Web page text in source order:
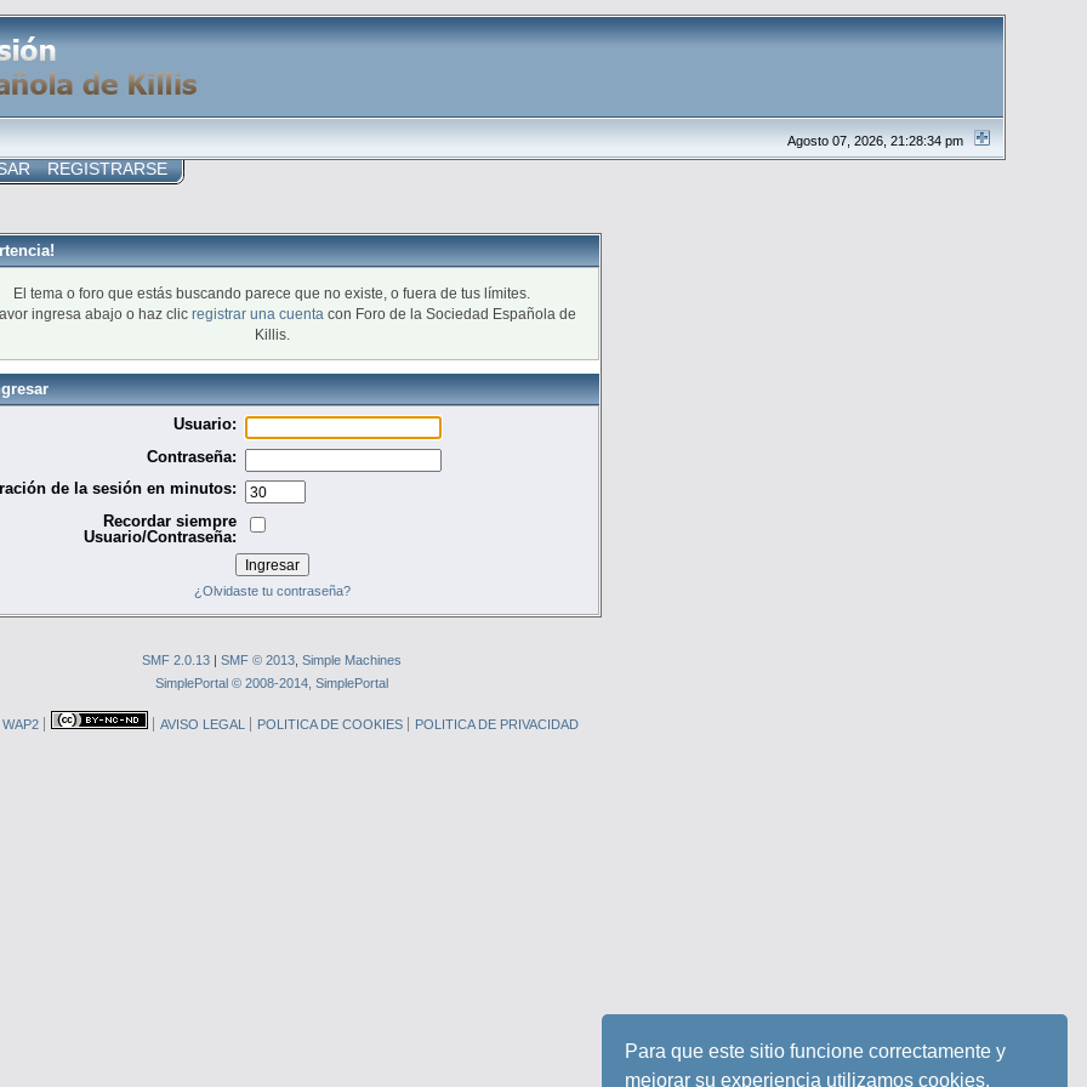
Para que este sitio funcione correctamente y
mejorar su experiencia utilizamos cookies.
Agosto 07, 2026, 21:28:34 pm
REGISTRARSE
El tema o foro que estás buscando parece que no existe, o fuera de tus límites.
ingresa abajo o haz clic registrar una cuenta con Foro de la Sociedad Española de
Killis.
Usuario:
Contraseña:
de la sesión en minutos:
Recordar siempre
Usuario/Contraseña:
¿Olvidaste tu contraseña?
SMF 2.0.13 | SMF © 2013 Simple Machines
SimplePortal © 2008-2014, SimplePortal
WAP2 AVISO LEGAL POLITICA DE COOKIES POLITICA DE PRIVACIDAD